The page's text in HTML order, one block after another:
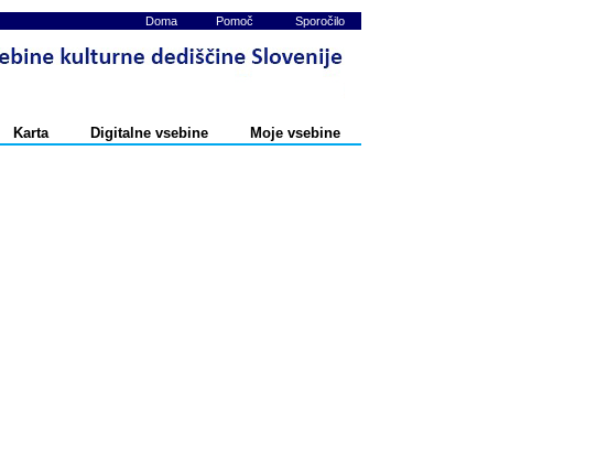
Doma Pomoč Sporočilo
Karta Digitalne vsebine Moje vsebine